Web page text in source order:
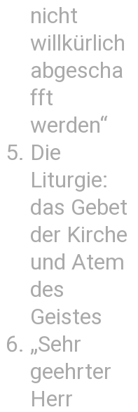
nicht
willkürlich
abgescha
fft
werden“
Die
Liturgie:
das Gebet
der Kirche
und Atem
des
Geistes
„Sehr
geehrter
Herr